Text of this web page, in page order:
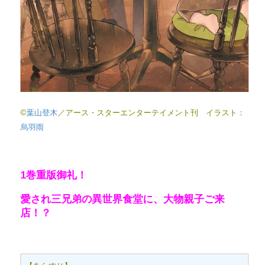
©葉山登木 ／アース・スターエンターテイメント刊 イラスト：
烏羽雨
1巻重版御礼！
愛され三兄弟の異世界食堂に、大物親子ご来
店！？